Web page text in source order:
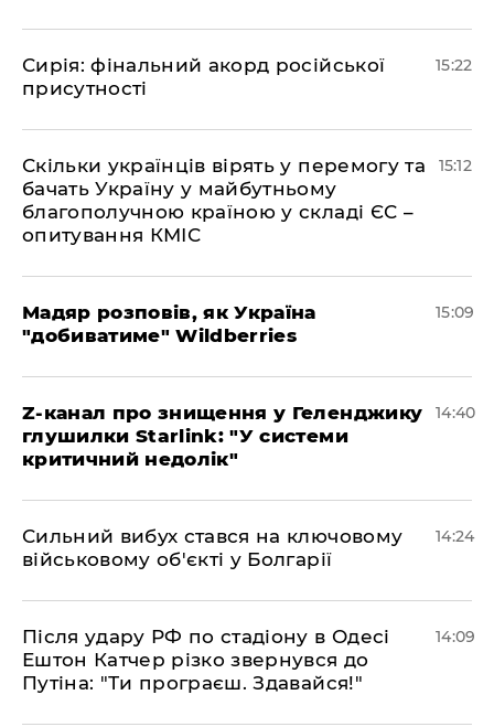
​Сирія: фінальний акорд російської
присутності
15:22
Скільки українців вірять у перемогу та
бачать Україну у майбутньому
благополучною країною у складі ЄС –
опитування КМІС
15:12
Мадяр розповів, як Україна
"добиватиме" Wildberries
15:09
Z-канал про знищення у Геленджику
глушилки Starlink: "У системи
критичний недолік"
14:40
Сильний вибух стався на ключовому
військовому об'єкті у Болгарії
14:24
Після удару РФ по стадіону в Одесі
Ештон Катчер різко звернувся до
Путіна: "Ти програєш. Здавайся!"
14:09